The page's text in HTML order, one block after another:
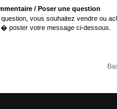
/ Poser une question
vous souhaitez vendre ou
poster votre message ci-dessous.